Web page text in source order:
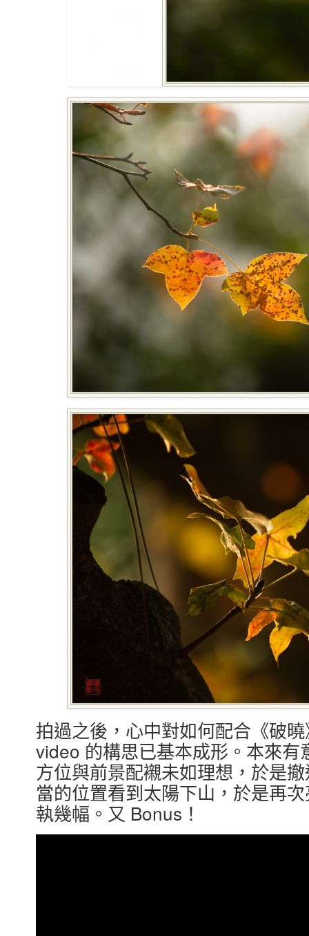
拍過之後，心中對如何配合《破
video 的構思已基本成形。本來
方位與前景配襯未如理想，於是
當的位置看到太陽下山，於是再
執幾幅。又 Bonus！